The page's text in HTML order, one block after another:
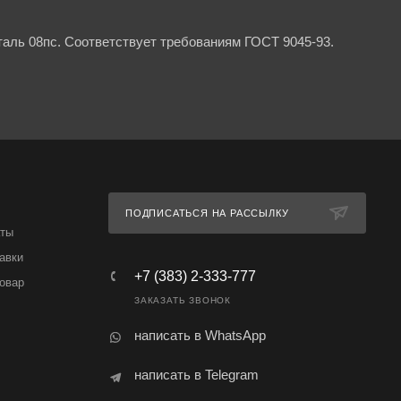
08пс. Соответствует требованиям ГОСТ 9045-93.
ПОДПИСАТЬСЯ НА РАССЫЛКУ
+7 (383) 2-333-777
ЗАКАЗАТЬ ЗВОНОК
написать в WhatsApp
написать в Telegram